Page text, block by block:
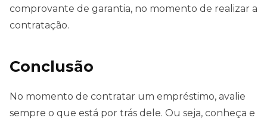
comprovante de garantia, no momento de realizar a
contratação.
Conclusão
No momento de contratar um empréstimo, avalie
sempre o que está por trás dele. Ou seja, conheça e